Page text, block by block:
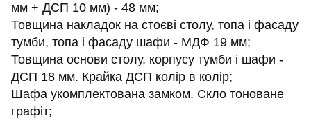
мм + ДСП 10 мм) - 48 мм;
Товщина накладок на стоєві столу, топа і фасаду
тумби, топа і фасаду шафи - МДФ 19 мм;
Товщина основи столу, корпусу тумби і шафи -
ДСП 18 мм. Крайка ДСП колір в колір;
Шафа укомплектована замком. Скло тоноване
графіт;